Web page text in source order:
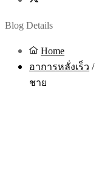
Blog Details
Home
อาการหลั่งเร็ว /
ชาย